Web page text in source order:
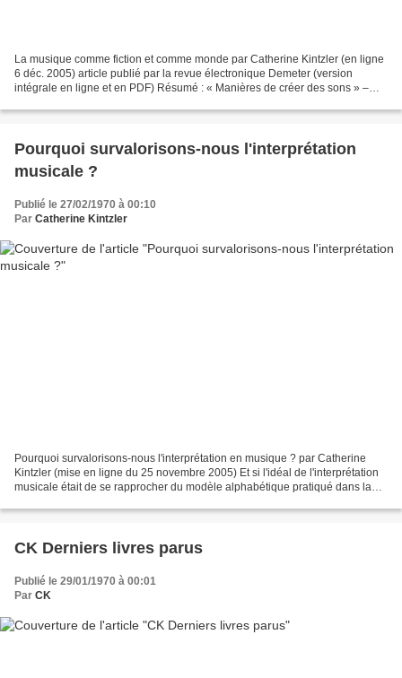
La musique comme fiction et comme monde par Catherine Kintzler (en ligne
6 déc. 2005) article publié par la revue électronique Demeter (version
intégrale en ligne et en PDF) Résumé : « Manières de créer des sons » –
Pourquoi survalorisons-nous l'interprétation
musicale ?
Publié le 27/02/1970 à 00:10
Par Catherine Kintzler
Pourquoi survalorisons-nous l'interprétation en musique ? par Catherine
Kintzler (mise en ligne du 25 novembre 2005) Et si l'idéal de l'interprétation
musicale était de se rapprocher du modèle alphabétique pratiqué dans la
CK Derniers livres parus
Publié le 29/01/1970 à 00:01
Par CK